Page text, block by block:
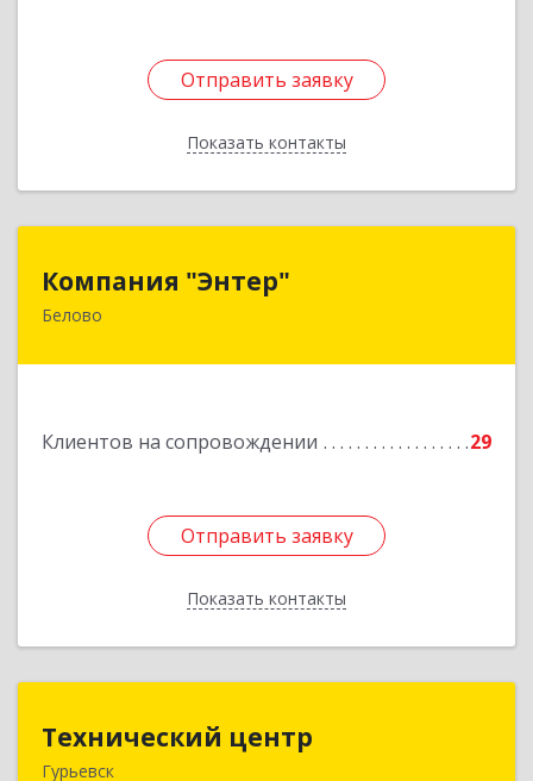
Отправить заявку
Показать контакты
Отправить заявку
Назад
Компания "Энтер"
Белово
Клиентов на сопровождении 29
Отправить заявку
Показать контакты
652600, Кемеровская обл, Белово г, Почтовый
Отправить заявку
Назад
Технический центр
Гурьевск